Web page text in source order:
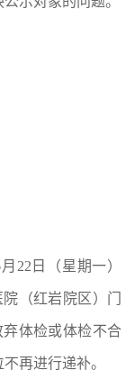
22日（星期一）
（红岩院区）门
体检或体检不合
再进行递补。